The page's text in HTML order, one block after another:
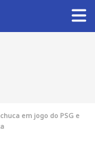
em jogo do PSG e